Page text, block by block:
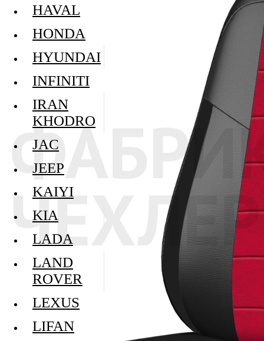
HAVAL
HONDA
HYUNDAI
INFINITI
IRAN
KHODRO
JAC
JEEP
KAIYI
KIA
LADA
LAND
ROVER
LEXUS
LIFAN